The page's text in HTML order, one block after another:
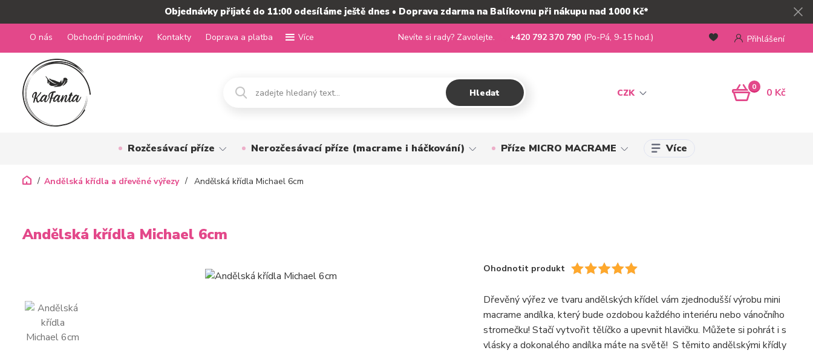
Objednávky přijaté do 11:00 odesíláme ještě dnes • Doprava zdarma na Balíkovnu při nákupu nad 1000 Kč*
O nás Obchodní podmínky Kontakty Doprava a platba Více
CZK
Přihlášení
Hledat
Nevíte si rady? Zavolejte. +420 792 370 790 (Po-Pá, 9-15 hod.)
0 0 Kč
Rozčesávací příze Nerozčesávací příze (macrame i háčkování) Příze MICRO MACRAME Více
Andělská křídla a dřevěné výřezy Andělská křídla Michael 6cm
Andělská křídla Michael 6cm
Ohodnotit produkt
Dřevěný výřez ve tvaru andělských křídel vám zjednodušší výrobu mini
macrame andílka, který bude ozdobou každého interiéru nebo vánočního
stromečku! Stačí vytvořit tělíčko a upevnit hlavičku. Můžete si pohrát i s
vlásky a dokonalého andílka máte na světě! S těmito andělskými křídly